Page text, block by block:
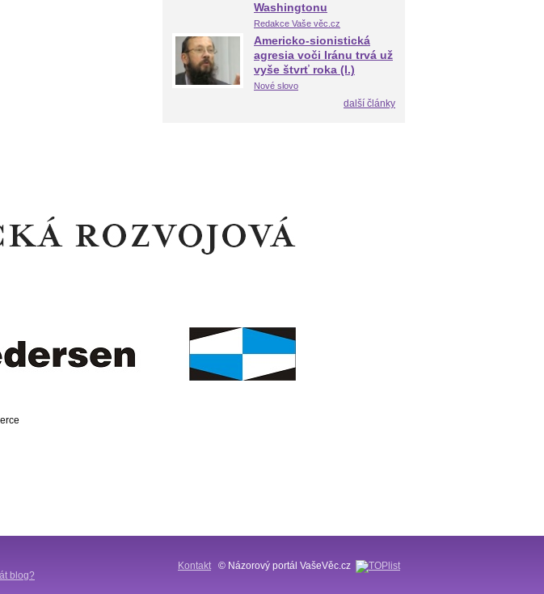
Washingtonu
Redakce Vaše věc.cz
Americko-sionistická
agresia voči Iránu trvá už
vyše štvrť roka (I.)
Nové slovo
další články
blog?
Kontakt © Názorový portál VašeVěc.cz